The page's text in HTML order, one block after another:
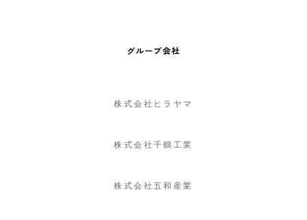
グループ会社
株式会社ヒラヤマ
株式会社千鶴工業
株式会社五和産業